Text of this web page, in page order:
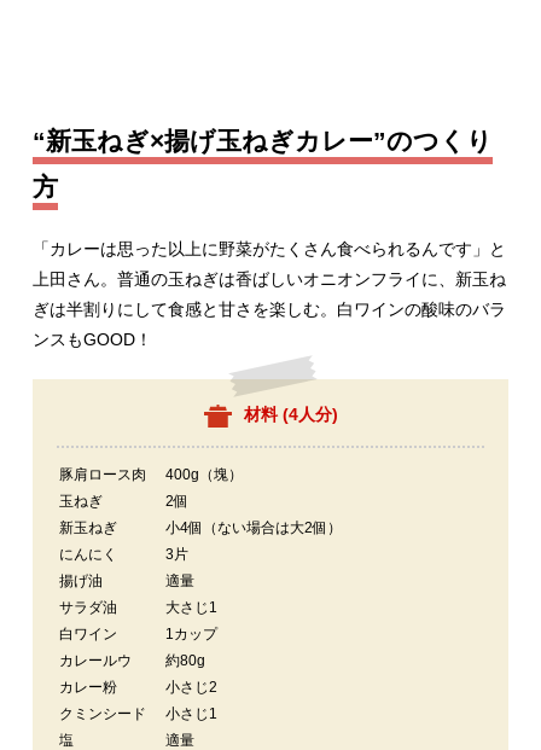
“新玉ねぎ×揚げ玉ねぎカレー”のつくり
方
「カレーは思った以上に野菜がたくさん食べられるんです」と
上田さん。普通の玉ねぎは香ばしいオニオンフライに、新玉ね
ぎは半割りにして食感と甘さを楽しむ。白ワインの酸味のバラ
ンスもGOOD！
材料 (4人分)
豚肩ロース肉
400g（塊）
玉ねぎ
2個
新玉ねぎ
小4個（ない場合は大2個）
にんにく
3片
揚げ油
適量
サラダ油
大さじ1
白ワイン
1カップ
カレールウ
約80g
カレー粉
小さじ2
クミンシード
小さじ1
塩
適量